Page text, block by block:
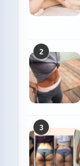
2
3